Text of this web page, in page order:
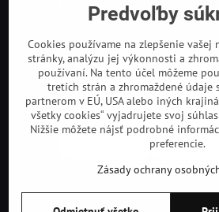
©2026
Predvoľby
Cookies používame na zlepšenie vašej
stránky, analýzu jej výkonnosti a
používaní. Na tento účel môžeme
tretích strán a zhromaždené údaje
partnerom v EÚ, USA alebo iných
všetky cookies“ vyjadrujete svoj
Nižšie môžete nájsť podrobné
preferencie.
Zásady ochrany